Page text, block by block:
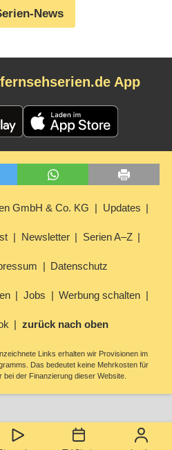
News
fernsehserien.de App
GmbH & Co. KG Updates
Newsletter Serien A–Z
Datenschutz
Jobs Werbung schalten
zurück nach oben
Links erhalten wir Provisionen im
Das bedeutet keine Mehrkosten für
der Finanzierung dieser Website.